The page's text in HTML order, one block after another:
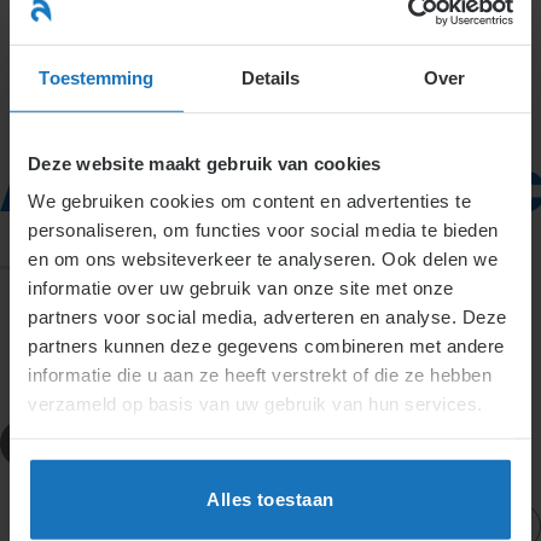
Toestemming Details Over
Deze website maakt gebruik van cookies
We gebruiken cookies om content en advertenties te
personaliseren, om functies voor social media te bieden
en om ons websiteverkeer te analyseren. Ook delen we
informatie over uw gebruik van onze site met onze
partners voor social media, adverteren en analyse. Deze
partners kunnen deze gegevens combineren met andere
informatie die u aan ze heeft verstrekt of die ze hebben
verzameld op basis van uw gebruik van hun services.
Alles toestaan
naar
inhoud